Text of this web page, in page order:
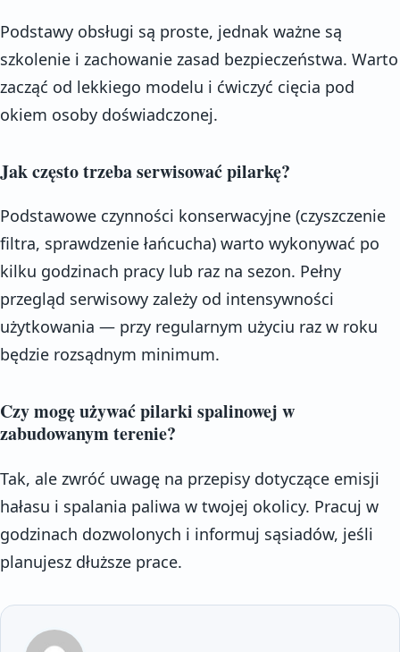
Podstawy obsługi są proste, jednak ważne są
szkolenie i zachowanie zasad bezpieczeństwa. Warto
zacząć od lekkiego modelu i ćwiczyć cięcia pod
okiem osoby doświadczonej.
Jak często trzeba serwisować pilarkę?
Podstawowe czynności konserwacyjne (czyszczenie
filtra, sprawdzenie łańcucha) warto wykonywać po
kilku godzinach pracy lub raz na sezon. Pełny
przegląd serwisowy zależy od intensywności
użytkowania — przy regularnym użyciu raz w roku
będzie rozsądnym minimum.
Czy mogę używać pilarki spalinowej w
zabudowanym terenie?
Tak, ale zwróć uwagę na przepisy dotyczące emisji
hałasu i spalania paliwa w twojej okolicy. Pracuj w
godzinach dozwolonych i informuj sąsiadów, jeśli
planujesz dłuższe prace.